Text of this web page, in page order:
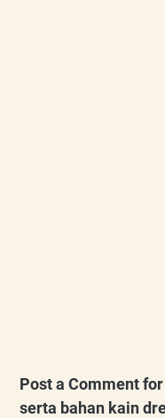
Post a Comment
serta bahan kain